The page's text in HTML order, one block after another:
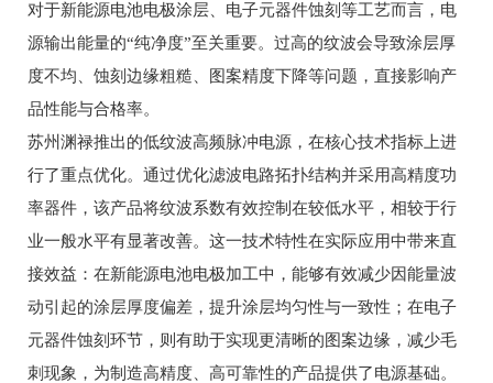
对于新能源电池电极涂层、电子元器件蚀刻等工艺而言，电
源输出能量的“纯净度”至关重要。过高的纹波会导致涂层厚
度不均、蚀刻边缘粗糙、图案精度下降等问题，直接影响产
品性能与合格率。
苏州渊禄推出的低纹波高频脉冲电源，在核心技术指标上进
行了重点优化。通过优化滤波电路拓扑结构并采用高精度功
率器件，该产品将纹波系数有效控制在较低水平，相较于行
业一般水平有显著改善。这一技术特性在实际应用中带来直
接效益：在新能源电池电极加工中，能够有效减少因能量波
动引起的涂层厚度偏差，提升涂层均匀性与一致性；在电子
元器件蚀刻环节，则有助于实现更清晰的图案边缘，减少毛
刺现象，为制造高精度、高可靠性的产品提供了电源基础。